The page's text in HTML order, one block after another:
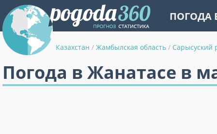
ПОГОДА
Казахстан / Жамбылская область / Сарысуский
Погода в Жанатасе в